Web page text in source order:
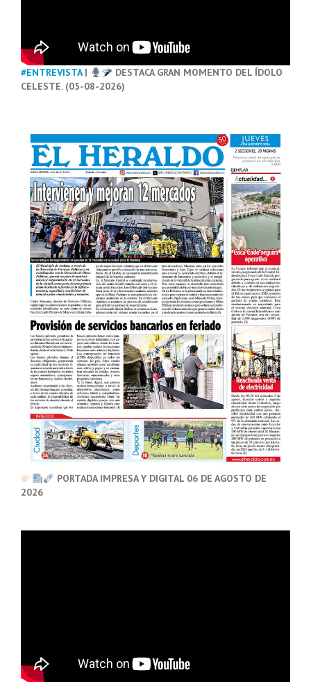
#ENTREVISTA|
DESTACA GRAN MOMENTO DEL ÍDOLO
CELESTE. (05-08-2026)
PORTADA IMPRESA Y DIGITAL 06 DE AGOSTO DE
2026